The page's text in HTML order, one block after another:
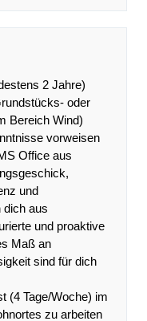
2 Jahre)
oder
Bereich Wind)
vorweisen
Office aus
und
dich aus
und proaktive
Maß an
sind für dich
(4 Tage/Woche) im
zu arbeiten